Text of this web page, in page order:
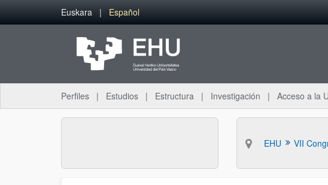
Saltar al contenido principal
Euskara Español
Perfiles Estudios Estructura Investigación Acceso a la
EHU VII